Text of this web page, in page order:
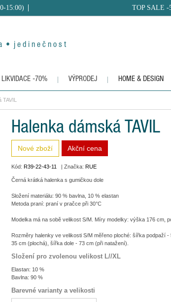
• j e d i n e č n o s t
15:00) TOP SALE -
LIKVIDACE -70% VÝPRODEJ HOME & DESIGN
Halenka dámská TAVIL
Nové zboží Akční cena
Kód: R39-22-43-11 | Značka: RUE
Černá krátká halenka s gumičkou dole
Složení materiálu: 90 % bavlna, 10 % elastan
Metoda praní: praní v pračce při 30°C
Modelka má na sobě velikost S/M. Míry modelky: výška 176 cm,
Rozměry halenky ve velikosti S/M měřeno ploché: šířka podpaží
35 cm (plochá), šířka dole - 73 cm (při natažení).
Složení pro zvolenou velikost L//XL
Elastan: 10 %
Bavlna: 90 %
Barevné varianty a velikosti